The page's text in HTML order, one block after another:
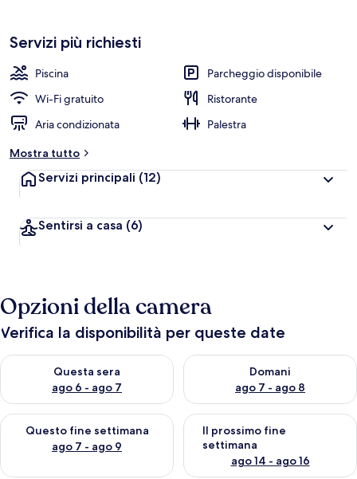
Servizi più richiesti
Piscina
Parcheggio disponibile
Wi-Fi gratuito
Ristorante
Aria condizionata
Palestra
Mostra tutto
Servizi principali (12)
Sentirsi a casa (6)
Opzioni della camera
Verifica la disponibilità per queste date
Questa sera
ago 6 - ago 7
Verifica la disponibilità per questa sera, ago 6 - ago 7
Domani
ago 7 - ago 8
Verifica la disponibilità per
Questo fine settimana
ago 7 - ago 9
Verifica la disponibilità per questo fine settimana, ago 7 - ago
Il prossimo fine
settimana
ago 14 - ago 16
Verifica la disponibilità per il